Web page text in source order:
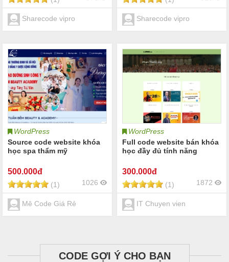
Sharecode vipro Sharecode vipro
WordPress
Source code website khóa
học spa thẩm mỹ
500.000đ
(1) 1026
Mê Code Giá Rẻ
WordPress
Full code website bán khóa
học đầy đủ tính năng
300.000đ
(1) 1872
IT Chuyen vien
CODE GỢI Ý CHO BẠN